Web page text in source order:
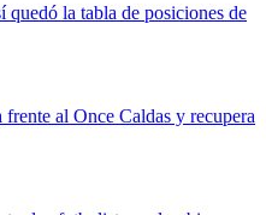
quedó la tabla de posiciones de
al Once Caldas y recupera